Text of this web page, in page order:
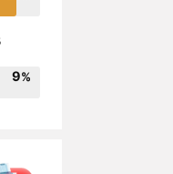
9